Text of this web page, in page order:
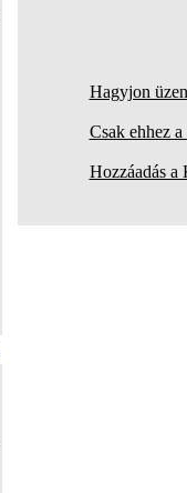
Hagyjon
Csak ehhez
Hozzáadás